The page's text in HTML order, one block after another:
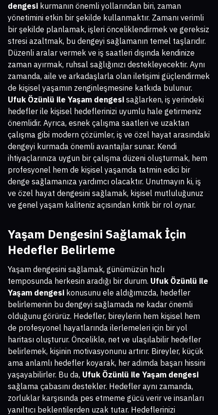
dengesi kurmanın önemli yollarından biri, zaman
yönetimini etkin bir şekilde kullanmaktır. Zamanı verimli
bir şekilde planlamak, işleri önceliklendirmek ve gereksiz
stresi azaltmak, bu dengeyi sağlamanın temel taşlarıdır.
Düzenli aralar vermek ve iş saatleri dışında kendinize
zaman ayırmak, ruhsal sağlığınızı destekleyecektir. Aynı
zamanda, aile ve arkadaşlarla olan iletişimi güçlendirmek
de kişisel yaşamın zenginleşmesine katkıda bulunur.
Ufuk Özünlü ile Yaşam dengesi sağlarken, iş yerindeki
hedefler ile kişisel hedeflerinizi uyumlu hale getirmeniz
önemlidir. Ayrıca, esnek çalışma saatleri ve uzaktan
çalışma gibi modern çözümler, iş ve özel hayat arasındaki
dengeyi kurmada önemli avantajlar sunar. Kendi
ihtiyaçlarınıza uygun bir çalışma düzeni oluşturmak, hem
profesyonel hem de kişisel yaşamda tatmin edici bir
denge sağlamanıza yardımcı olacaktır. Unutmayın ki, iş
ve özel hayat dengesini sağlamak, kişisel mutluluğunuz
ve genel yaşam kaliteniz açısından kritik bir rol oynar.
Yaşam Dengesini Sağlamak İçin
Hedefler Belirleme
Yaşam dengesini sağlamak, günümüzün hızlı
temposunda herkesin aradığı bir durum. Ufuk Özünlü ile
Yaşam dengesi konusunu ele aldığımızda, hedefler
belirlemenin bu dengeyi sağlamada ne kadar önemli
olduğunu görürüz. Hedefler, bireylerin hem kişisel hem
de profesyonel hayatlarında ilerlemeleri için bir yol
haritası oluşturur. Öncelikle, net ve ulaşılabilir hedefler
belirlemek, kişinin motivasyonunu artırır. Bireyler, küçük
ama anlamlı hedefler koyarak, her adımda başarı hissini
yaşayabilirler. Bu da, Ufuk Özünlü ile Yaşam dengesi
sağlama çabasını destekler. Hedefler aynı zamanda,
zorluklar karşısında pes etmeme gücü verir ve insanları
yanıltıcı beklentilerden uzak tutar. Hedeflerinizi